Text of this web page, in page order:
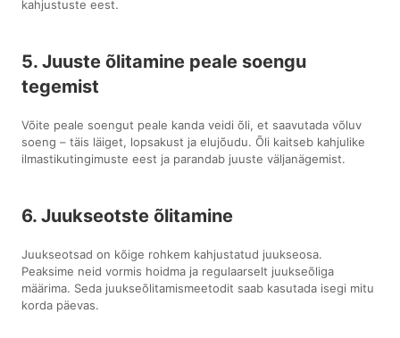
kahjustuste eest.
5. Juuste õlitamine peale soengu
tegemist
Võite peale soengut peale kanda veidi õli, et saavutada võluv
soeng – täis läiget, lopsakust ja elujõudu. Õli kaitseb kahjulike
ilmastikutingimuste eest ja parandab juuste väljanägemist.
6. Juukseotste õlitamine
Juukseotsad on kõige rohkem kahjustatud juukseosa.
Peaksime neid vormis hoidma ja regulaarselt juukseõliga
määrima. Seda juukseõlitamismeetodit saab kasutada isegi mitu
korda päevas.